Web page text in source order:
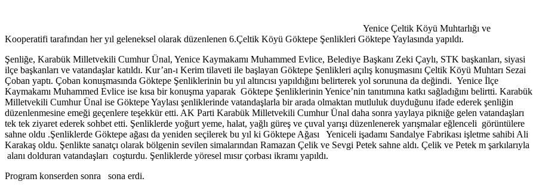
Yenice Çeltik Köyü Muhtarlığı ve
Kooperatifi tarafından her yıl geleneksel olarak düzenlenen 6.Çeltik Köyü Göktepe Şenlikleri Göktepe Yaylasında yapıldı.
Şenliğe, Karabük Milletvekili Cumhur Ünal, Yenice Kaymakamı Muhammed Evlice, Belediye Başkanı Zeki Çaylı, STK başkanları, siyasi
ilçe başkanları ve vatandaşlar katıldı. Kur’an-ı Kerim tilaveti ile başlayan Göktepe Şenlikleri açılış konuşmasını Çeltik Köyü Muhtarı Sezai
Çoban yaptı. Çoban konuşmasında Göktepe Şenliklerinin bu yıl altıncısı yapıldığını belirterek yol sorununa da değindi. Yenice İlçe
Kaymakamı Muhammed Evlice ise kısa bir konuşma yaparak Göktepe Şenliklerinin Yenice’nin tanıtımına katkı sağladığını belirtti. Karabük
Milletvekili Cumhur Ünal ise Göktepe Yaylası şenliklerinde vatandaşlarla bir arada olmaktan mutluluk duyduğunu ifade ederek şenliğin
düzenlenmesine emeği geçenlere teşekkür etti. AK Parti Karabük Milletvekili Cumhur Ünal daha sonra yaylaya pikniğe gelen vatandaşları
tek tek ziyaret ederek sohbet etti. Şenliklerde yoğurt yeme, halat, yağlı güreş ve çuval yarışı düzenlenerek yarışmalar eğlenceli görüntülere
sahne oldu .Şenliklerde Göktepe ağası da yeniden seçilerek bu yıl ki Göktepe Ağası Yeniceli işadamı Sandalye Fabrikası işletme sahibi Ali
Karakaş oldu. Şenlikte sanatçı olarak bölgenin sevilen simalarından Ramazan Çelik ve Sevgi Petek sahne aldı. Çelik ve Petek m şarkılarıyla
alanı dolduran vatandaşları coşturdu. Şenliklerde yöresel mısır çorbası ikramı yapıldı.
Program konserden sonra sona erdi.